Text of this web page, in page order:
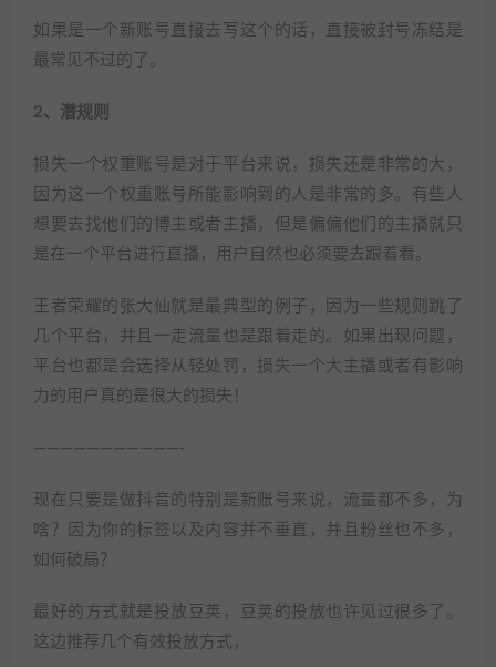
如果是一个新账号直接去写这个的话，直接被封号冻结是
最常见不过的了。
2、潜规则
损失一个权重账号是对于平台来说，损失还是非常的大，
因为这一个权重账号所能影响到的人是非常的多。有些人
想要去找他们的博主或者主播，但是偏偏他们的主播就只
是在一个平台进行直播，用户自然也必须要去跟着看。
王者荣耀的张大仙就是最典型的例子，因为一些规则跳了
几个平台，并且一走流量也是跟着走的。如果出现问题，
平台也都是会选择从轻处罚，损失一个大主播或者有影响
力的用户真的是很大的损失！
———————————-
现在只要是做抖音的特别是新账号来说，流量都不多，为
啥？因为你的标签以及内容并不垂直，并且粉丝也不多，
如何破局？
最好的方式就是投放豆荚，豆荚的投放也许见过很多了。
这边推荐几个有效投放方式，